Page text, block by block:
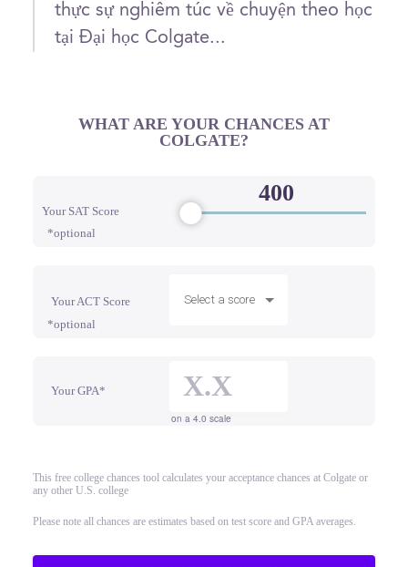
thực sự nghiêm túc về chuyện theo học
tại Đại học Colgate...
WHAT ARE YOUR CHANCES AT
COLGATE?
Your SAT Score
*optional
Your ACT Score
*optional
Select a score
Your GPA*
on a 4.0 scale
This free college chances tool calculates your acceptance chances at Colgate or
any other U.S. college
Please note all chances are estimates based on test score and GPA averages.